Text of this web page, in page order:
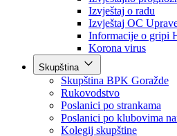
Obavještenja i izvještaji
Obavještenja Vlade
Izvještajno
Izvještaj o radu
Izvještaj OC Uprave
Informacije o gripi
Korona virus
Skupština
Skupština BPK Goražde
Rukovodstvo